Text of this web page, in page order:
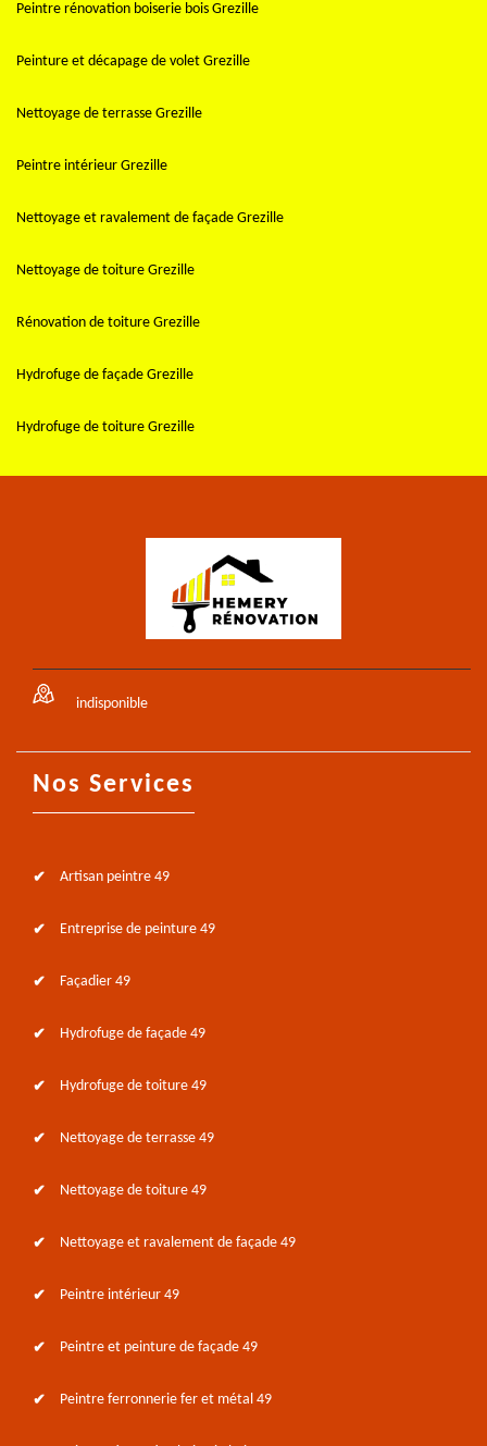
Peintre rénovation boiserie bois Grezille
Peinture et décapage de volet Grezille
Nettoyage de terrasse Grezille
Peintre intérieur Grezille
Nettoyage et ravalement de façade Grezille
Nettoyage de toiture Grezille
Rénovation de toiture Grezille
Hydrofuge de façade Grezille
Hydrofuge de toiture Grezille
indisponible
Nos Services
Artisan peintre 49
Entreprise de peinture 49
Façadier 49
Hydrofuge de façade 49
Hydrofuge de toiture 49
Nettoyage de terrasse 49
Nettoyage de toiture 49
Nettoyage et ravalement de façade 49
Peintre intérieur 49
Peintre et peinture de façade 49
Peintre ferronnerie fer et métal 49